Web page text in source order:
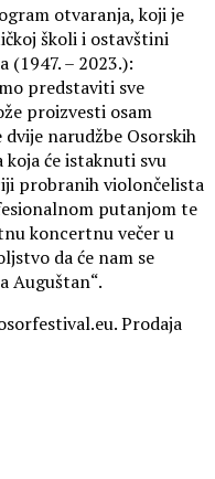
otvaranja, koji je
školi i ostavštini
(1947. – 2023.):
predstaviti sve
proizvesti osam
narudžbe Osorskih
koja će istaknuti svu
probranih violončelista
putanjom te
koncertnu večer u
da će nam se
Auguštan“.
Prodaja